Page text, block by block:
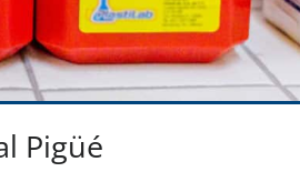
Pigüé